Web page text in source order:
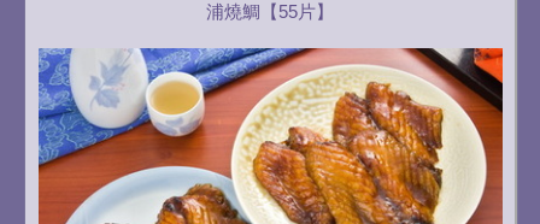
浦燒鯛【55片】